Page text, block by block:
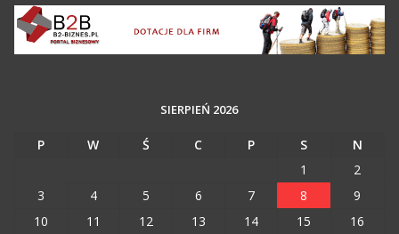
SIERPIEŃ 2026
P W Ś C P S
N
1
2
3
4 5 6 7 8
9
10
11 12 13 14 15
16